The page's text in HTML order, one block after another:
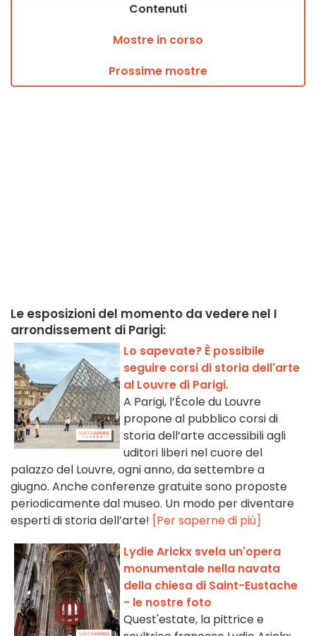
Contenuti
Mostre in corso
Prossime mostre
Le esposizioni del momento da vedere nel I
arrondissement di Parigi:
Lo sapevate? È possibile
seguire corsi di storia dell'arte
al Louvre di Parigi.
A Parigi, l’École du Louvre
propone al pubblico corsi di
storia dell’arte accessibili agli
uditori liberi nel cuore del
palazzo del Louvre, ogni anno, da settembre a
giugno. Anche conferenze gratuite sono proposte
periodicamente dal museo. Un modo per diventare
esperti di storia dell’arte! [Per saperne di più]
Lydie Arickx svela un'opera
monumentale nella navata
della chiesa di Saint-Eustache
- le nostre foto
Quest'estate, la pittrice e